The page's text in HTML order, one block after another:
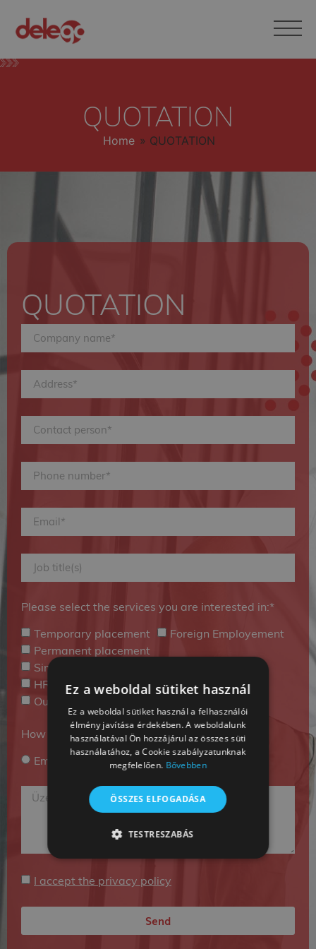
QUOTATION
Home » QUOTATION
QUOTATION
QUOTATION
Please select the services you are interested in:*
Temporary placement
Foreign Employement
Permanent placement
Simplified employment
HR Consulting
Payroll accounting
Outplacement
How do you want us to contact you?
Email
Phone
I accept the privacy policy
Send
Ez a weboldal sütiket használ
Ez a weboldal sütiket használ a felhasználói
élmény javítása érdekében. A weboldalunk
használatával Ön hozzájárul az összes süti
használatához, a Cookie szabályzatunknak
megfelelően. Bővebben
ÖSSZES ELFOGADÁSA
TESTRESZABÁS
TELJESÍTMÉNY CÉLZÁS
BESOROLATLAN